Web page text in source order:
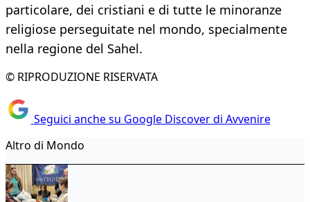
particolare, dei cristiani e di tutte le minoranze
religiose perseguitate nel mondo, specialmente
nella regione del Sahel.
© RIPRODUZIONE RISERVATA
Seguici anche su Google Discover di Avvenire
Altro di Mondo